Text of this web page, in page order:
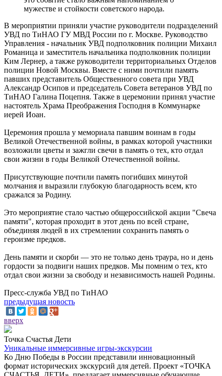
мужестве и стойкости советского народа.
В мероприятии приняли участие руководители подразделений
УВД по ТиНАО ГУ МВД России по г. Москве. Руководство
Управления - начальник УВД подполковник полиции Михаил
Романица и заместитель начальника подполковник полиции
Ким Лернер, а также руководители территориальных Отделов
полиции Новой Москвы. Вместе с ними почтили память
павших представитель Общественного совета при УВД
Александр Осипов и председатель Совета ветеранов УВД по
ТиНАО Галина Поцепня. Также в церемонии принял участие
настоятель Храма Преображения Господня в Коммунарке
иерей Иоан.
Церемония прошла у мемориала павшим воинам в годы
Великой Отечественной войны, в рамках которой участники
возложили цветы и зажгли свечи в память о тех, кто отдал
свои жизни в годы Великой Отечественной войны.
Присутствующие почтили память погибших минутой
молчания и выразили глубокую благодарность всем, кто
сражался за Родину.
Это мероприятие стало частью общероссийской акции "Свеча
памяти", которая проходит в этот день по всей стране,
объединяя людей в их стремлении сохранить память о
героизме предков.
День памяти и скорби — это не только день траура, но и день
гордости за подвиги наших предков. Мы помним о тех, кто
отдал свои жизни за свободу и независимость нашей Родины.
Пресс-служба УВД по ТиНАО
предыдущая новость
вверх
Точка Счастья Дети
Уникальные иммерсивные игры-экскурсии
Ко Дню Победы в России представили инновационный
формат исторических экскурсий для детей. Проект «ТОЧКА